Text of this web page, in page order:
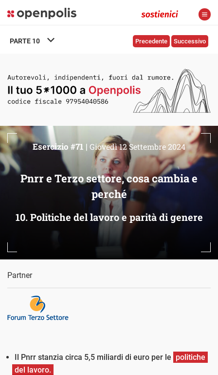
Precedente Successivo
PARTE 10
Pnrr e Terzo settore, cosa cambia e
perché
10. Politiche del lavoro e parità di genere
Esercizio #71 | Giovedì 12 Settembre 2024
Partner
Il Pnrr stanzia circa 5,5 miliardi di euro per le politiche
del lavoro.